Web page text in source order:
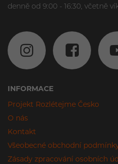
denně od 9:00 - 16:30, včetně
INFORMACE
Projekt Rozlétejme Česko
O nás
Kontakt
Všeobecné obchodní
Zásady zpracování osobních